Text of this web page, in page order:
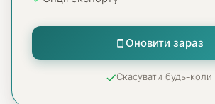
Оновити зараз
Скасувати будь-коли